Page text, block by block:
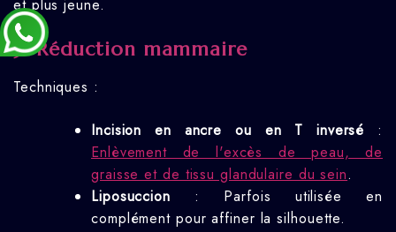
et plus jeune.
3. Réduction mammaire
Techniques :
Incision en ancre ou en T inversé :
Enlèvement de l'excès de peau, de
graisse et de tissu glandulaire du sein.
Liposuccion : Parfois utilisée en
complément pour affiner la silhouette.